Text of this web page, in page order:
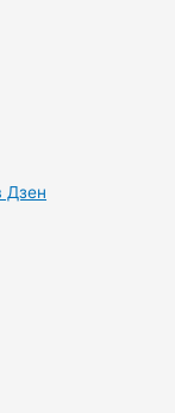
Дзен